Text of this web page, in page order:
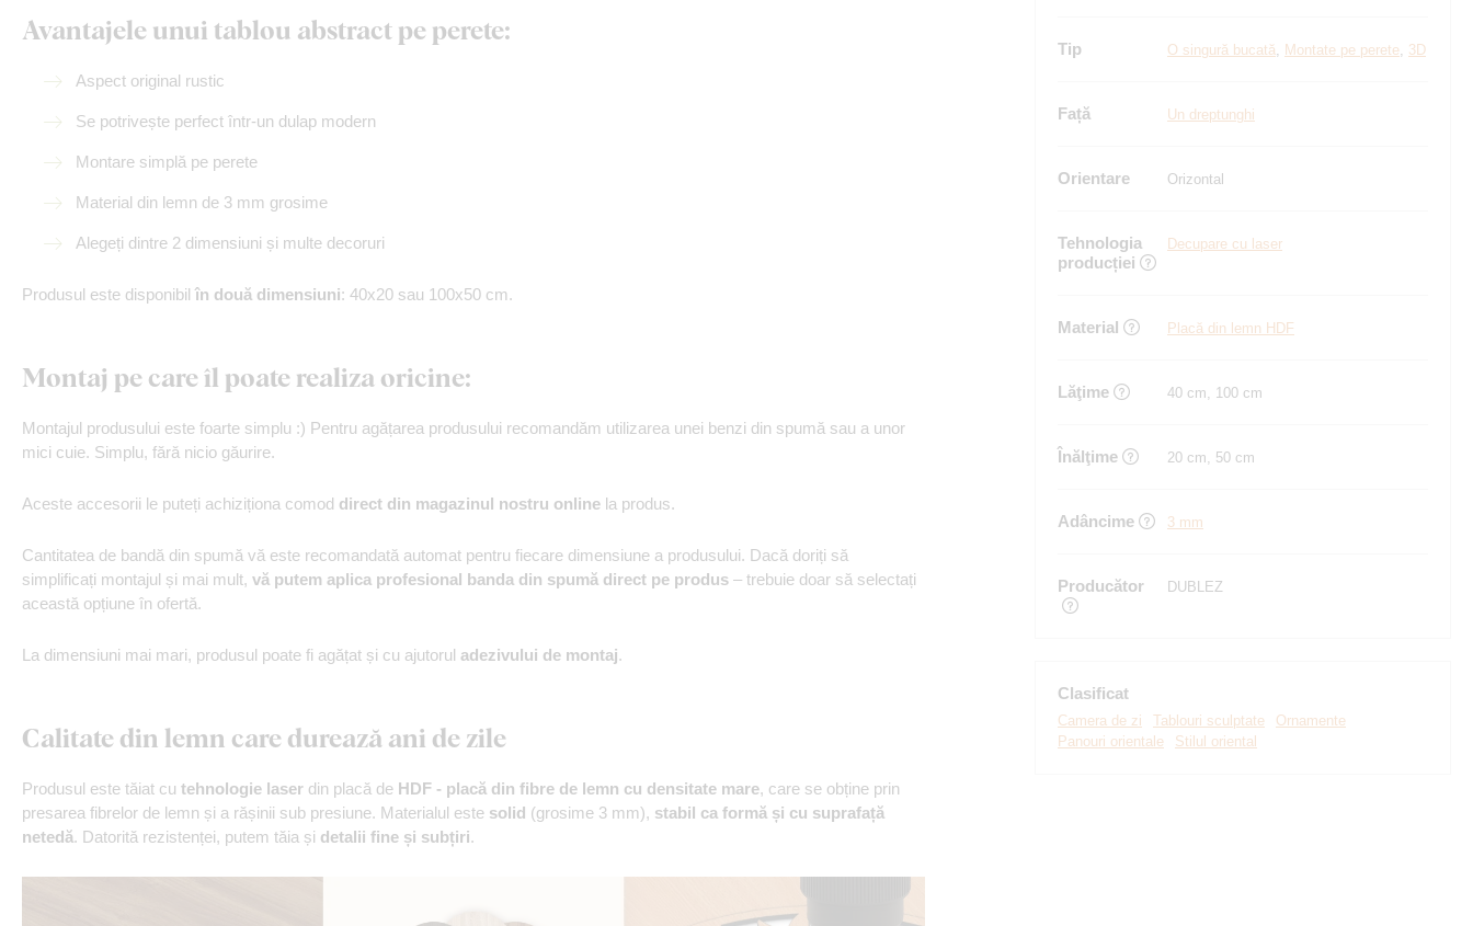
Avantajele unui tablou abstract pe perete:
Aspect original rustic
Se potrivește perfect într-un dulap modern
Montare simplă pe perete
Material din lemn de 3 mm grosime
Alegeți dintre 2 dimensiuni și multe decoruri
Produsul este disponibil în două dimensiuni: 40x20 sau 100x50 cm.
Montaj pe care îl poate realiza oricine:
Montajul produsului este foarte simplu :) Pentru agățarea produsului recomandăm utilizarea unei benzi din spumă sau a unor
mici cuie. Simplu, fără nicio găurire.
Aceste accesorii le puteți achiziționa comod direct din magazinul nostru online la produs.
Cantitatea de bandă din spumă vă este recomandată automat pentru fiecare dimensiune a produsului. Dacă doriți să
simplificați montajul și mai mult, vă putem aplica profesional banda din spumă direct pe produs – trebuie doar să selectați
această opțiune în ofertă.
La dimensiuni mai mari, produsul poate fi agățat și cu ajutorul adezivului de montaj.
Calitate din lemn care durează ani de zile
Produsul este tăiat cu tehnologie laser din placă de HDF - placă din fibre de lemn cu densitate mare, care se obține prin
presarea fibrelor de lemn și a rășinii sub presiune. Materialul este solid (grosime 3 mm), stabil ca formă și cu suprafață
netedă. Datorită rezistenței, putem tăia și detalii fine și subțiri.
Tip O singură bucată, Montate pe perete, 3D
Față Un dreptunghi
Orientare Orizontal
Tehnologia
producției
Decupare cu laser
Material Placă din lemn HDF
Lăţime 40 cm, 100 cm
Înălţime 20 cm, 50 cm
Adâncime 3 mm
Producător DUBLEZ
Clasificat
Camera de zi Tablouri sculptate
Ornamente
Panouri orientale
Stilul oriental